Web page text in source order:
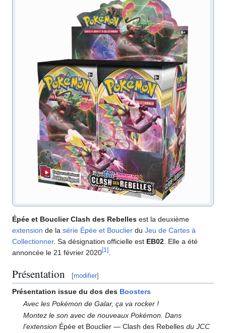
Épée et Bouclier Clash des Rebelles est la deuxième
extension de la série Épée et Bouclier du Jeu de Cartes à
Collectionner. Sa désignation officielle est EB02 . Elle a été
annoncée le 21 février 2020[1 ]
Présentation [modifier]
Présentation issue du dos des Boosters
Avec les Pokémon de Galar, ça va rocker !
Montez le son avec de nouveaux Pokémon. Dans
l'extension Épée et Bouclier — Clash des Rebelles du JCC